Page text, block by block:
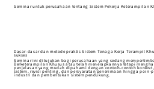
Seminar untuk perusahaan tentang Sistem Pekerja Keterampilan
Dasar-dasar dan metode praktis Sistem Tenaga Kerja Terampil
sukses
Seminar ini ditujukan bagi perusahaan yang sedang
Berketerampilan Khusus atau telah menerapkannya tetapi
penjelasan yang mudah dipahami dengan contoh-contoh
sistem, revisi penting, dan persyaratan penerimaan hingga
industri dan pembentukan sistem pendukung.